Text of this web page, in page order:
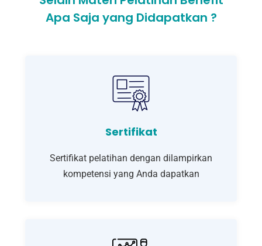
Apa Saja yang Didapatkan ?
Sertifikat
Sertifikat pelatihan dengan dilampirkan
kompetensi yang Anda dapatkan